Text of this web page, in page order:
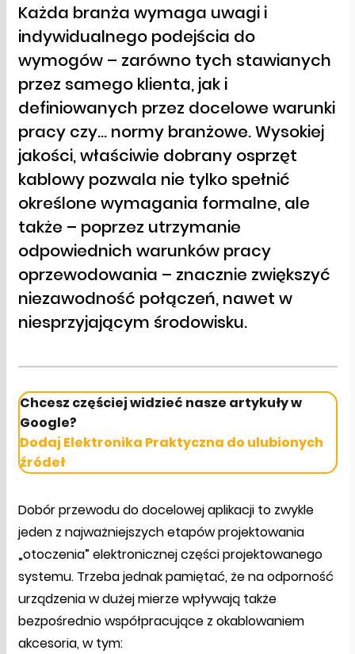
Każda branża wymaga uwagi i
indywidualnego podejścia do
wymogów – zarówno tych stawianych
przez samego klienta, jak i
definiowanych przez docelowe warunki
pracy czy… normy branżowe. Wysokiej
jakości, właściwie dobrany osprzęt
kablowy pozwala nie tylko spełnić
określone wymagania formalne, ale
także – poprzez utrzymanie
odpowiednich warunków pracy
oprzewodowania – znacznie zwiększyć
niezawodność połączeń, nawet w
niesprzyjającym środowisku.
Chcesz częściej widzieć nasze artykuły w
Google?
Dodaj Elektronika Praktyczna do ulubionych
źródeł
Dobór przewodu do docelowej aplikacji to zwykle
jeden z najważniejszych etapów projektowania
„otoczenia” elektronicznej części projektowanego
systemu. Trzeba jednak pamiętać, że na odporność
urządzenia w dużej mierze wpływają także
bezpośrednio współpracujące z okablowaniem
akcesoria, w tym: